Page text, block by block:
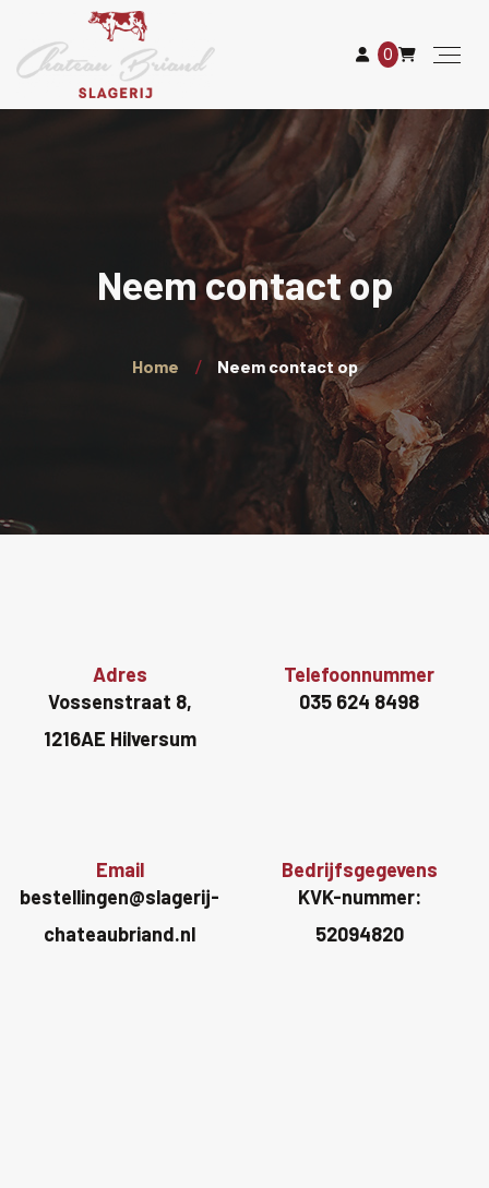
0
Neem contact op
Home Neem contact op
Adres
Vossenstraat 8,
1216AE Hilversum
Telefoonnummer
035 624 8498
Email
bestellingen@slagerij-
chateaubriand.nl
Bedrijfsgegevens
KVK-nummer:
52094820